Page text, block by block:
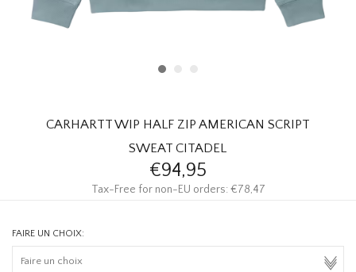
CARHARTT WIP HALF ZIP AMERICAN SCRIPT
SWEAT CITADEL
€94,95
Tax-Free for non-EU orders: €78,47
FAIRE UN CHOIX: